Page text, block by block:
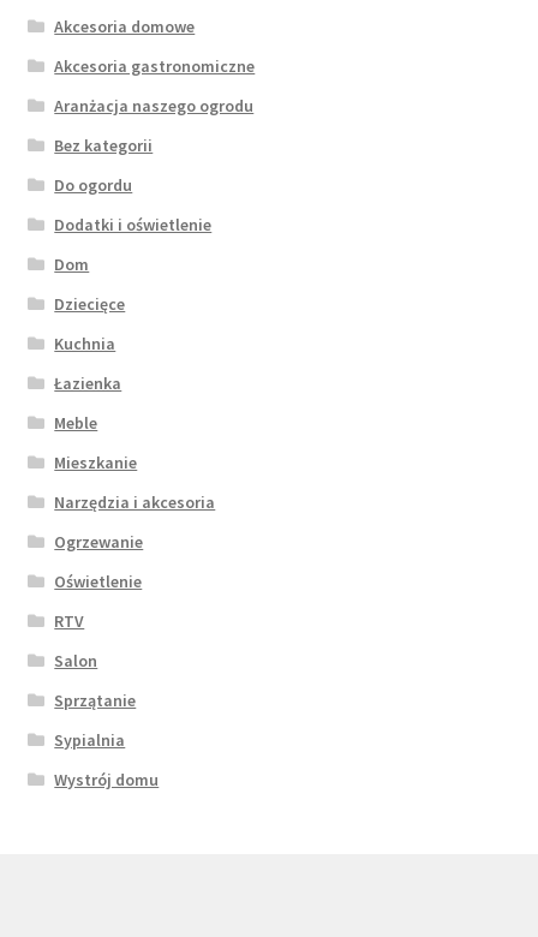
Akcesoria domowe
Akcesoria gastronomiczne
Aranżacja naszego ogrodu
Bez kategorii
Do ogordu
Dodatki i oświetlenie
Dom
Dziecięce
Kuchnia
Łazienka
Meble
Mieszkanie
Narzędzia i akcesoria
Ogrzewanie
Oświetlenie
RTV
Salon
Sprzątanie
Sypialnia
Wystrój domu